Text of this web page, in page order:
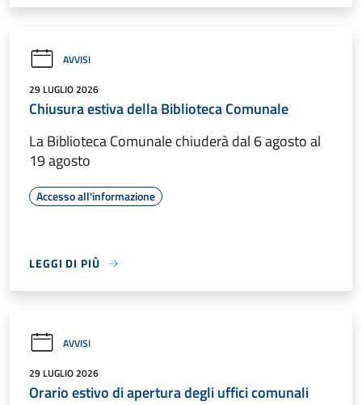
AVVISI
29 LUGLIO 2026
Chiusura estiva della Biblioteca Comunale
La Biblioteca Comunale chiuderà dal 6 agosto al
19 agosto
Accesso all'informazione
LEGGI DI PIÙ
AVVISI
29 LUGLIO 2026
Orario estivo di apertura degli uffici comunali